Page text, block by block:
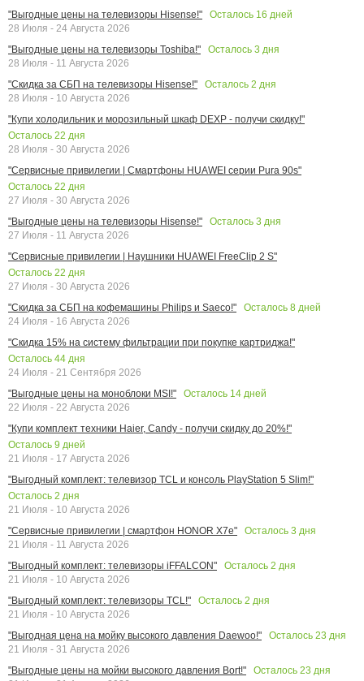
"Выгодные цены на телевизоры Hisense!"
Осталось 16 дней
28 Июля - 24 Августа 2026
"Выгодные цены на телевизоры Toshiba!"
Осталось 3 дня
28 Июля - 11 Августа 2026
"Скидка за СБП на телевизоры Hisense!"
Осталось 2 дня
28 Июля - 10 Августа 2026
"Купи холодильник и морозильный шкаф DEXP - получи скидку!"
Осталось 22 дня
28 Июля - 30 Августа 2026
"Сервисные привилегии | Смартфоны HUAWEI серии Pura 90s"
Осталось 22 дня
27 Июля - 30 Августа 2026
"Выгодные цены на телевизоры Hisense!"
Осталось 3 дня
27 Июля - 11 Августа 2026
"Сервисные привилегии | Наушники HUAWEI FreeClip 2 S"
Осталось 22 дня
27 Июля - 30 Августа 2026
"Скидка за СБП на кофемашины Philips и Saeco!"
Осталось 8 дней
24 Июля - 16 Августа 2026
"Скидка 15% на систему фильтрации при покупке картриджа!"
Осталось 44 дня
24 Июля - 21 Сентября 2026
"Выгодные цены на моноблоки MSI!"
Осталось 14 дней
22 Июля - 22 Августа 2026
"Купи комплект техники Haier, Candy - получи скидку до 20%!"
Осталось 9 дней
21 Июля - 17 Августа 2026
"Выгодный комплект: телевизор TCL и консоль PlayStation 5 Slim!"
Осталось 2 дня
21 Июля - 10 Августа 2026
"Сервисные привилегии | смартфон HONOR X7e"
Осталось 3 дня
21 Июля - 11 Августа 2026
"Выгодный комплект: телевизоры iFFALCON"
Осталось 2 дня
21 Июля - 10 Августа 2026
"Выгодный комплект: телевизоры TCL!"
Осталось 2 дня
21 Июля - 10 Августа 2026
"Выгодная цена на мойку высокого давления Daewoo!"
Осталось 23 дня
21 Июля - 31 Августа 2026
"Выгодные цены на мойки высокого давления Bort!"
Осталось 23 дня